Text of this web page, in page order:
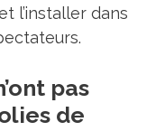
l’installer dans
pas
de